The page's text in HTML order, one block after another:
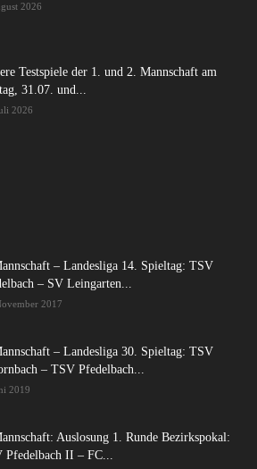
2026
Testspiele der 1. und 2. Mannschaft am
31.07. und...
2026
– Landesliga 14. Spieltag: TSV
– SV Leingarten...
2017
– Landesliga 30. Spieltag: TSV
– TSV Pfedelbach...
2019
Auslosung 1. Runde Bezirkspokal:
Pfedelbach II – FC...